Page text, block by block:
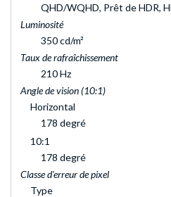
QHD/WQHD, Prêt de HDR,
Luminosité
350 cd/m²
Taux de rafraîchissement
210 Hz
Angle de vision (10:1)
Horizontal
178 degré
10:1
178 degré
Classe d'erreur de pixel
Type